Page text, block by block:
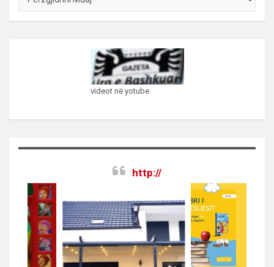
videot në yotube
http://